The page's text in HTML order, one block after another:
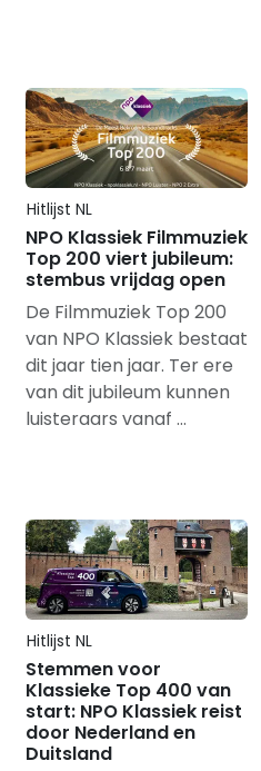
Hitlijst NL
NPO Klassiek Filmmuziek
Top 200 viert jubileum:
stembus vrijdag open
De Filmmuziek Top 200
van NPO Klassiek bestaat
dit jaar tien jaar. Ter ere
van dit jubileum kunnen
luisteraars vanaf …
Hitlijst NL
Stemmen voor
Klassieke Top 400 van
start: NPO Klassiek reist
door Nederland en
Duitsland